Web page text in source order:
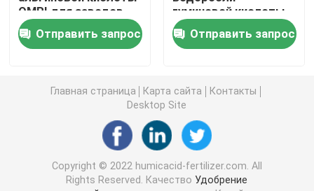
Удобрение гуминовой кислоты
Калий Fulvic кисловочное
жидкостное удобрение выдержки морской
Удобрение аминокислоты
Soluble порошок гуминовой кислоты
OMRI для заводов
Отправить запрос
гуминовой кислоты
15% NPK 10%
Отправить запрос
Главная страница Карта сайта
Контакты
Desktop Site
Copyright © 2022 humicacid-fertilizer.com. All
Rights Reserved. Качество Удобрение